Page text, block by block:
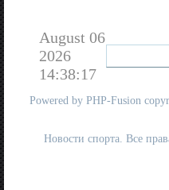
August 06
2026
14:38:17
Powered by PHP-Fusion
Новости спорта. Все